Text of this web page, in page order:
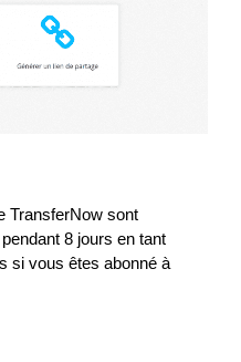
TransferNow sont
8 jours en tant
si vous êtes abonné à